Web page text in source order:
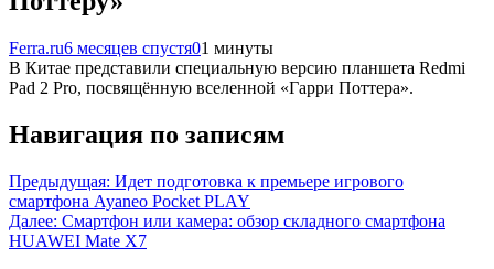
Ferra.ru6 месяцев спустя01 минуты
В Китае представили специальную версию планшета Redmi
Pad 2 Pro, посвящённую вселенной «Гарри Поттера».
Навигация по записям
Предыдущая: Идет подготовка к премьере игрового
смартфона Ayaneo Pocket PLAY
Далее: Смартфон или камера: обзор складного смартфона
HUAWEI Mate X7